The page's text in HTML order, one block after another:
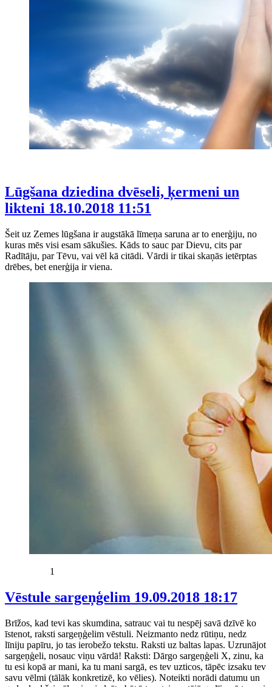
Lūgšana dziedina dvēseli, ķermeni un
likteni 18.10.2018 11:51
Šeit uz Zemes lūgšana ir augstākā līmeņa saruna ar to enerģiju, no
kuras mēs visi esam sākušies. Kāds to sauc par Dievu, cits par
Radītāju, par Tēvu, vai vēl kā citādi. Vārdi ir tikai skaņās ietērptas
drēbes, bet enerģija ir viena.
1
Vēstule sargeņģelim 19.09.2018 18:17
Brīžos, kad tevi kas skumdina, satrauc vai tu nespēj savā dzīvē ko
īstenot, raksti sargeņģelim vēstuli. Neizmanto nedz rūtiņu, nedz
līniju papīru, jo tas ierobežo tekstu. Raksti uz baltas lapas. Uzrunājot
sargeņģeli, nosauc viņu vārdā! Raksti: Dārgo sargeņģeli X, zinu, ka
tu esi kopā ar mani, ka tu mani sargā, es tev uzticos, tāpēc izsaku tev
savu vēlmi (tālāk konkretizē, ko vēlies). Noteikti norādi datumu un